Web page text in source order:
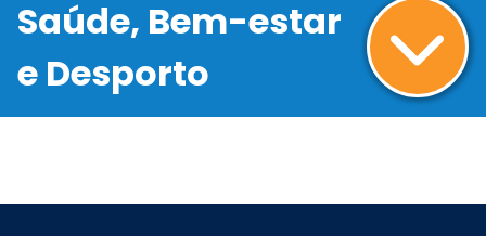
Saúde, Bem-estar
e Desporto